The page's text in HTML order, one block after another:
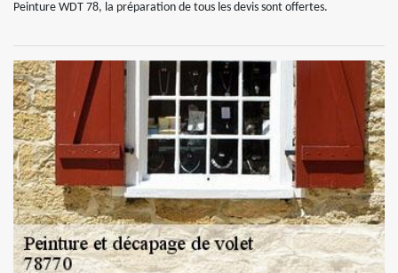
Peinture WDT 78, la préparation de tous les devis sont offertes.